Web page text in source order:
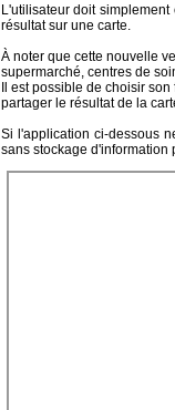
L'utilisateur doit
résultat sur une carte.
À noter que cette nouvelle
supermarché, centres de
Il est possible de choisir
partager le résultat de la
Si l'application ci-dessous
sans stockage d'information